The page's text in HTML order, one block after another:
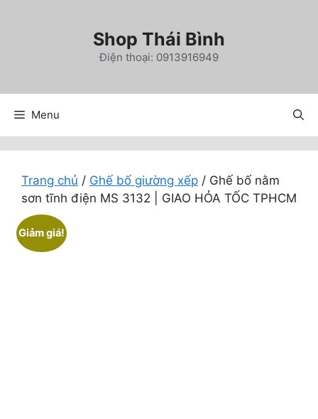
Shop Thái Bình
Điện thoại: 0913916949
Menu
Trang chủ / Ghế bố giường xếp / Ghế bố nằm
sơn tĩnh điện MS 3132 | GIAO HỎA TỐC TPHCM
Giảm giá!